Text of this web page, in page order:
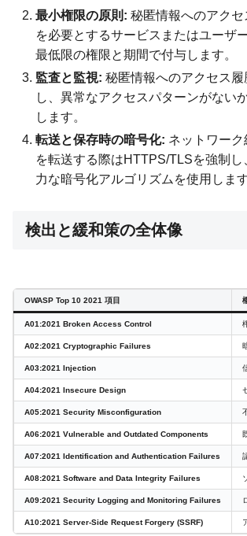
最小権限の原則: 秘匿情報へのアク
を必要とするサービスまたはユーザ
最低限の権限と期間で付与します。
監査と監視: 秘匿情報へのアクセス
し、異常なアクセスパターンがない
します。
転送と保存時の暗号化: ネットワー
を転送する際はHTTPS/TLSを強制し
力な暗号化アルゴリズムを使用します
検出と緩和策の全体像
OWASP Top 10 2021 項目
A01:2021 Broken Access Control
A02:2021 Cryptographic Failures
A03:2021 Injection
A04:2021 Insecure Design
A05:2021 Security Misconfiguration
A06:2021 Vulnerable and Outdated Components
A07:2021 Identification and Authentication Failures
A08:2021 Software and Data Integrity Failures
A09:2021 Security Logging and Monitoring Failures
A10:2021 Server-Side Request Forgery (SSRF)